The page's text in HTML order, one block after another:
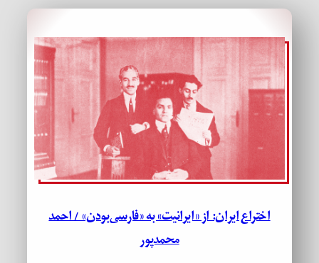
اختراع ایران: از «ایرانیت» به «فارسی‌بودن» / احمد
محمدپور